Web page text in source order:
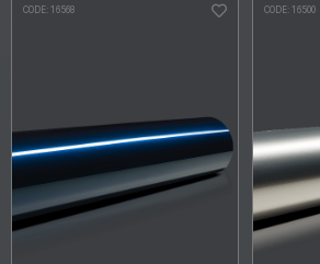
CODE: 16568 CODE: 16500